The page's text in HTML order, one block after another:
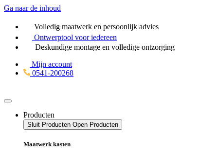
Ga naar de inhoud
Volledig maatwerk en persoonlijk advies
Ontwerptool voor iedereen
Deskundige montage en volledige ontzorging
Mijn account
0541-200268
Producten
Sluit Producten Open Producten
Maatwerk kasten